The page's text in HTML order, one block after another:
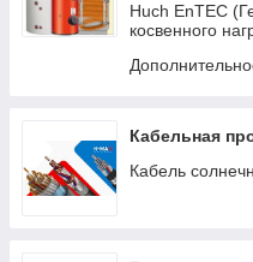
Huch EnTEC
косвенного
Кабельная
Кабель